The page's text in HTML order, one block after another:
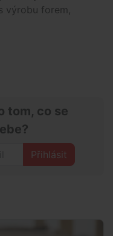
výrobu forem,
tom, co se
Přihlásit